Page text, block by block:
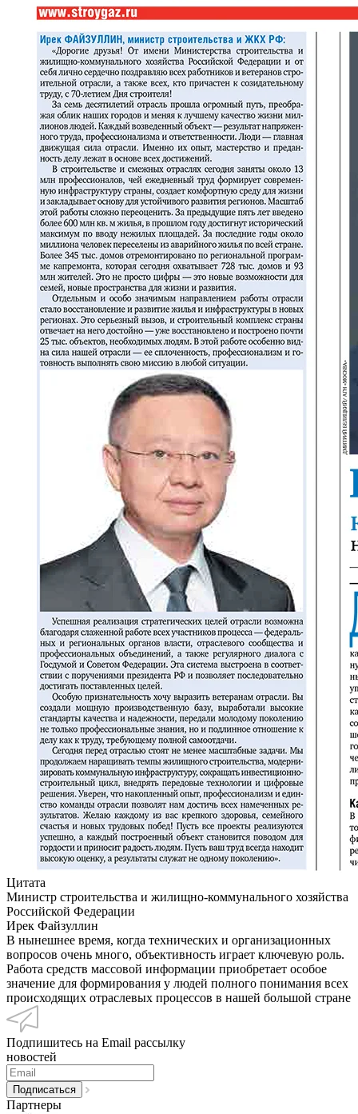
Цитата
Министр строительства и жилищно-коммунального хозяйства
Российской Федерации
Ирек Файзуллин
В нынешнее время, когда технических и организационных
вопросов очень много, объективность играет ключевую роль.
Работа средств массовой информации приобретает особое
значение для формирования у людей полного понимания всех
происходящих отраслевых процессов в нашей большой стране
Подпишитесь на Email рассылку
новостей
Партнеры